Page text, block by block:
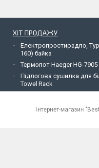
ХІТ ПРОДАЖУ
Електропростирадло,
160) байка
Термопот Haeger HG-7905
Підлогова сушилка для
Towel Rack